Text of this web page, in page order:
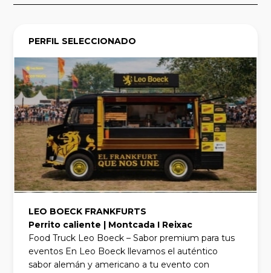
PERFIL SELECCIONADO
LEO BOECK FRANKFURTS
Perrito caliente | Montcada I Reixac
Food Truck Leo Boeck – Sabor premium para tus
eventos En Leo Boeck llevamos el auténtico
sabor alemán y americano a tu evento con